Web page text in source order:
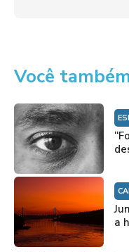
Você
a